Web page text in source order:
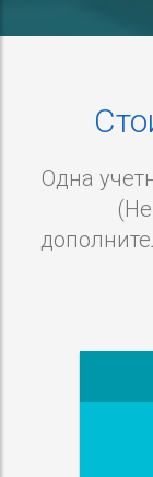
Одна